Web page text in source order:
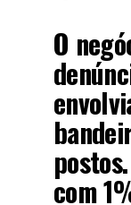
O
com